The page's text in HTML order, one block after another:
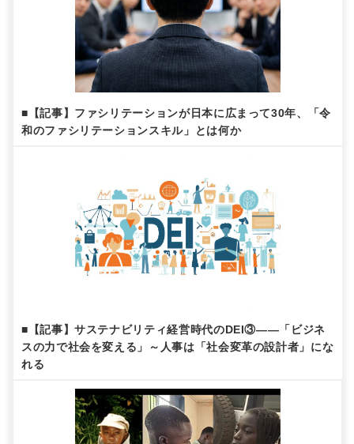
■【記事】ファシリテーションが日本に広まって30年、「令
和のファシリテーションスキル」とは何か
■【記事】サステナビリティ経営時代のDEI③——「ビジネ
スの力で社会を変える」～人事は「社会変革の設計者」にな
れる